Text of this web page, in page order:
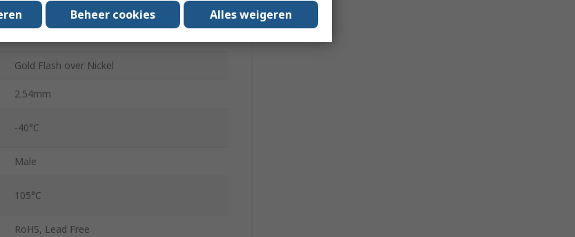
Surface
Gold Flash over Nickel
2.54mm
-40°C
Male
105°C
RoHS, Lead Free
Beheer cookies Alles weigeren